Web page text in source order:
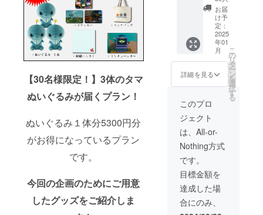
【30名様限定！】3体のタマ
ぬいぐるみが届くプラン！
ぬいぐるみ１体分5300円分
がお得になっているプラン
です。
今回の企画のためにご用意
したグッズをご紹介しま
ます。
ぐるみ
１体分
5300円
が割引
になっ
ている
お得な
プラン
です。
ぐる
み 3点
・ス
テッ
カー(3
種) ・ラ
グ 1点
・刺繍
ハンカ
チ 1点
お届
け予
定：
2025
年01
月
詳細を見る
こ
の
リ
タ
ー
ン
を
選
択
す
る
このプロ
ジェクト
は、All-or-
Nothing方式
です。
目標金額を
達成した場
合にのみ、